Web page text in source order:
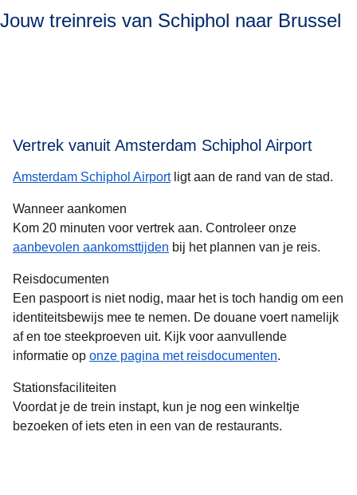
Jouw treinreis van Schiphol naar Brussel
Vertrek vanuit Amsterdam Schiphol Airport
Amsterdam Schiphol Airportligt aan de rand van de stad.
Wanneer aankomen
Kom 20 minuten voor vertrek aan. Controleer onze
aanbevolen aankomsttijden bij het plannen van je reis.
Reisdocumenten
Een paspoort is niet nodig, maar het is toch handig om een
identiteitsbewijs mee te nemen. De douane voert namelijk
af en toe steekproeven uit. Kijk voor aanvullende
informatie op onze pagina met reisdocumenten.
Stationsfaciliteiten
Voordat je de trein instapt, kun je nog een winkeltje
bezoeken of iets eten in een van de restaurants.